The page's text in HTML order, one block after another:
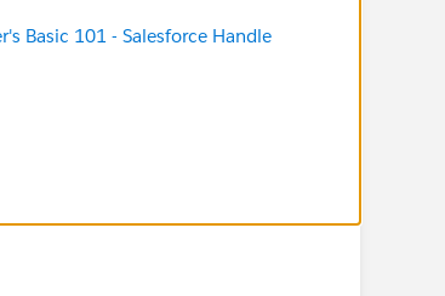
Basic 101 - Salesforce Handle